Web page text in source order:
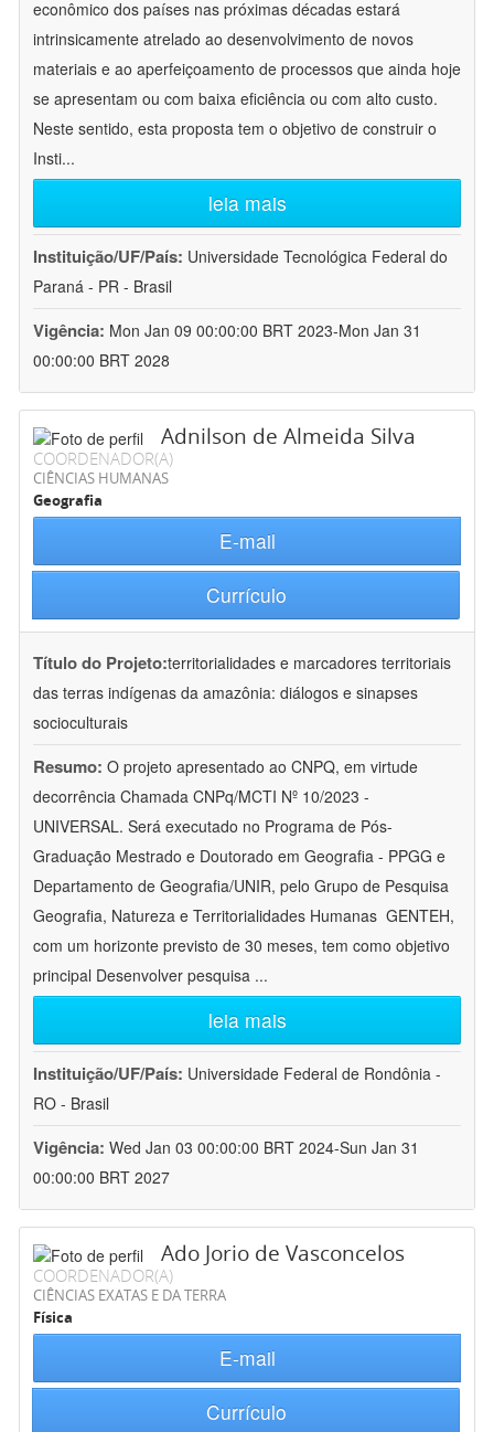
econômico dos países nas próximas décadas estará
intrinsicamente atrelado ao desenvolvimento de novos
materiais e ao aperfeiçoamento de processos que ainda hoje
se apresentam ou com baixa eficiência ou com alto custo.
Neste sentido, esta proposta tem o objetivo de construir o
Insti...
leia mais
Instituição/UF/País: Universidade Tecnológica Federal do
Paraná - PR - Brasil
Vigência: Mon Jan 09 00:00:00 BRT 2023-Mon Jan 31
00:00:00 BRT 2028
Adnilson de Almeida Silva
COORDENADOR(A)
CIÊNCIAS HUMANAS
Geografia
E-mail
Currículo
Título do Projeto:territorialidades e marcadores territoriais
das terras indígenas da amazônia: diálogos e sinapses
socioculturais
Resumo: O projeto apresentado ao CNPQ, em virtude
decorrência Chamada CNPq/MCTI Nº 10/2023 -
UNIVERSAL. Será executado no Programa de Pós-
Graduação Mestrado e Doutorado em Geografia - PPGG e
Departamento de Geografia/UNIR, pelo Grupo de Pesquisa
Geografia, Natureza e Territorialidades Humanas  GENTEH,
com um horizonte previsto de 30 meses, tem como objetivo
principal Desenvolver pesquisa ...
leia mais
Instituição/UF/País: Universidade Federal de Rondônia -
RO - Brasil
Vigência: Wed Jan 03 00:00:00 BRT 2024-Sun Jan 31
00:00:00 BRT 2027
Ado Jorio de Vasconcelos
COORDENADOR(A)
CIÊNCIAS EXATAS E DA TERRA
Física
E-mail
Currículo